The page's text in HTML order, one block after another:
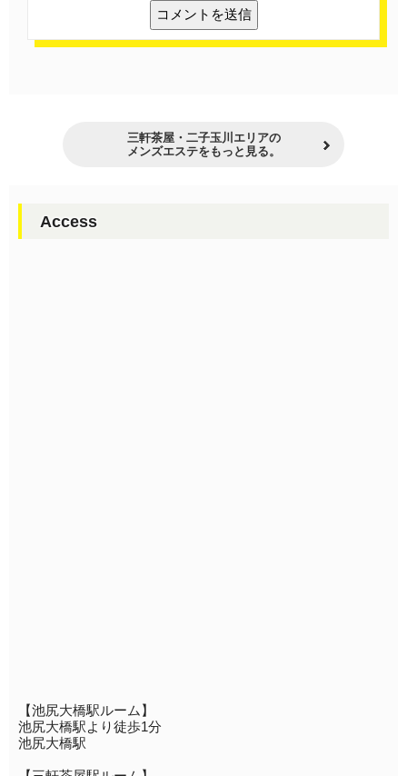
三軒茶屋・二子玉川エリアの
メンズエステをもっと見る。
Access
【池尻大橋駅ルーム】
池尻大橋駅より徒歩1分
池尻大橋駅